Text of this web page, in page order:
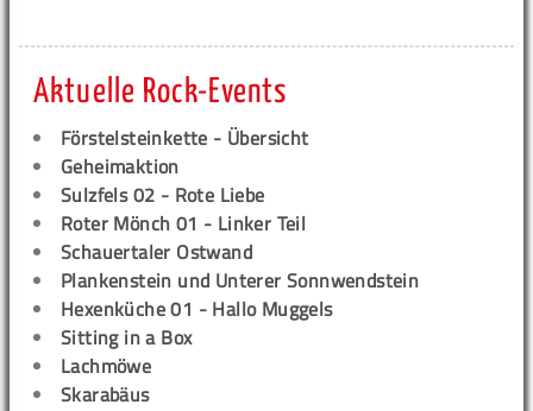
Aktuelle Rock-Events
Förstelsteinkette - Übersicht
Geheimaktion
Sulzfels 02 - Rote Liebe
Roter Mönch 01 - Linker Teil
Schauertaler Ostwand
Plankenstein und Unterer Sonnwendstein
Hexenküche 01 - Hallo Muggels
Sitting in a Box
Lachmöwe
Skarabäus